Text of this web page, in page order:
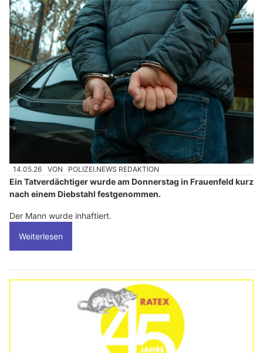
14.05.26 VON POLIZEI.NEWS REDAKTION
Ein Tatverdächtiger wurde am Donnerstag in Frauenfeld kurz
nach einem Diebstahl festgenommen.
Der Mann wurde inhaftiert.
Weiterlesen